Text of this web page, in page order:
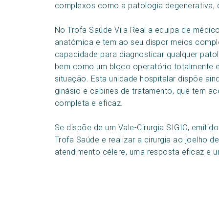
complexos como a patologia
No Trofa Saúde Vila Real a equipa de
anatómica e tem ao seu dispor meios
capacidade para diagnosticar qualquer
bem como um bloco operatório totalmente
situação. Esta unidade hospitalar dispõe
ginásio e cabines de tratamento, que tem
completa e eficaz.
Se dispõe de um Vale-Cirurgia SIGIC,
Trofa Saúde e realizar a cirurgia ao joelho
atendimento célere, uma resposta eficaz e